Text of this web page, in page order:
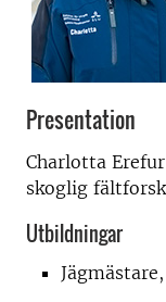
Presentation
Charlotta
skoglig
Utbildningar